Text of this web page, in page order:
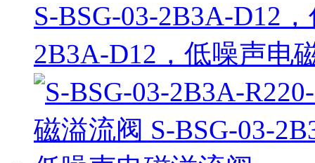
S-BSG-03-2B3A-D12
2B3A-D12，低噪声电